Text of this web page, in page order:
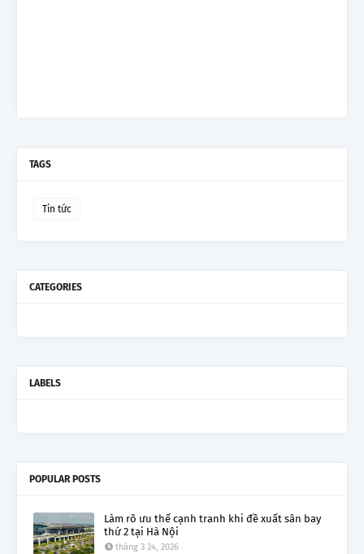
TAGS
Tin tức
CATEGORIES
LABELS
POPULAR POSTS
Làm rõ ưu thế cạnh tranh khi đề xuất sân bay
thứ 2 tại Hà Nội
tháng 3 24, 2026